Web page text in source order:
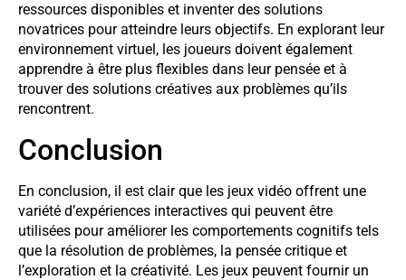
ressources disponibles et inventer des solutions
novatrices pour atteindre leurs objectifs. En explorant leur
environnement virtuel, les joueurs doivent également
apprendre à être plus flexibles dans leur pensée et à
trouver des solutions créatives aux problèmes qu’ils
rencontrent.
Conclusion
En conclusion, il est clair que les jeux vidéo offrent une
variété d’expériences interactives qui peuvent être
utilisées pour améliorer les comportements cognitifs tels
que la résolution de problèmes, la pensée critique et
l’exploration et la créativité. Les jeux peuvent fournir un